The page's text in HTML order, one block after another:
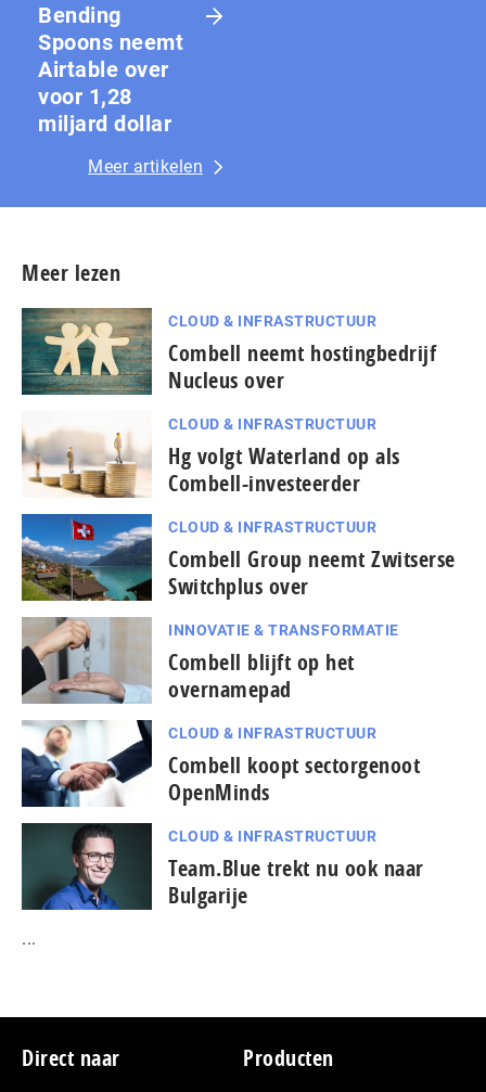
Bending
Spoons neemt
Airtable over
voor 1,28
miljard dollar
Meer artikelen
Meer lezen
CLOUD & INFRASTRUCTUUR
Combell neemt hostingbedrijf
Nucleus over
CLOUD & INFRASTRUCTUUR
Hg volgt Waterland op als
Combell-investeerder
CLOUD & INFRASTRUCTUUR
Combell Group neemt Zwitserse
Switchplus over
INNOVATIE & TRANSFORMATIE
Combell blijft op het
overnamepad
CLOUD & INFRASTRUCTUUR
Combell koopt sectorgenoot
OpenMinds
CLOUD & INFRASTRUCTUUR
Team.Blue trekt nu ook naar
Bulgarije
...
Footer
Direct naar Producten